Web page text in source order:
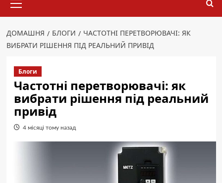
меню
ДОМАШНЯ БЛОГИ
ЧАСТОТНІ ПЕРЕТВОРЮВАЧІ: ЯК
ВИБРАТИ РІШЕННЯ ПІД РЕАЛЬНИЙ ПРИВІД
Блоги
Частотні перетворювачі: як
вибрати рішення під реальний
привід
4 місяці тому назад